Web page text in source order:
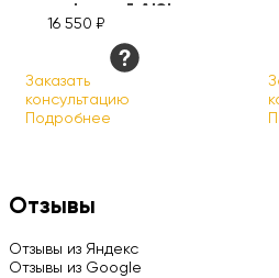
рифленый AISI
304
16 550 ₽
Заказать
консультацию
Подробнее
Отзывы
Отзывы из Яндекс
Отзывы из Google